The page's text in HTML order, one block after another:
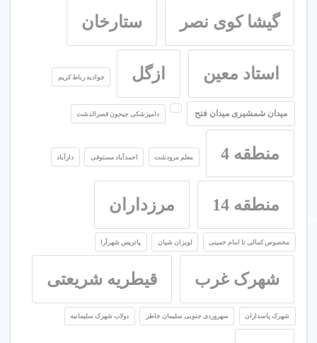
گیشا کوی نصر ستارخان
استاد معین ازگل جوادیه رباط کریم
میدان شمشیری میدان فتح دامپزشکی جیحون قصرالدشت
منطقه 4 معلم مرودشت احمدآباد مستوفی دارآباد
منطقه 14 مرزداران
مخصوص کمالی تا امام خمینی لویزان شیان پاتریس شهرآرا
شهرک غرب قیطریه شریعتی
شهرک پاسداران سهروردی جنوبی سلیمان خاطر دولاب شهرک سلیمانیه